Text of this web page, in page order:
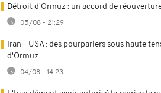
Détroit d'Ormuz : un accord de
05/08 - 21:29
Iran - USA : des pourparlers sous haute
d'Ormuz
04/08 - 14:23